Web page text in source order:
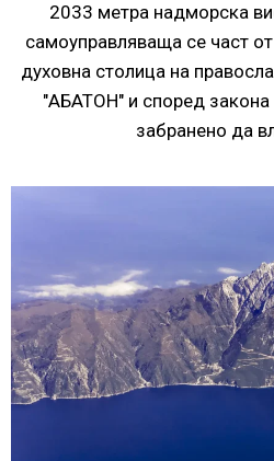
2033 метра надморска
самоуправляваща се част
духовна столица на
"АБАТОН" и според закона
забранено да